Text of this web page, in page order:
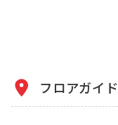
フロアガイド